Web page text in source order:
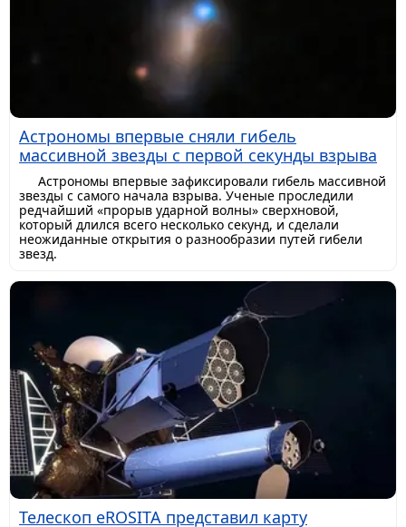
Астрономы впервые сняли гибель
массивной звезды с первой секунды взрыва
Астрономы впервые зафиксировали гибель массивной
звезды с самого начала взрыва. Ученые проследили
редчайший «прорыв ударной волны» сверхновой,
который длился всего несколько секунд, и сделали
неожиданные открытия о разнообразии путей гибели
звезд.
Телескоп eROSITA представил карту